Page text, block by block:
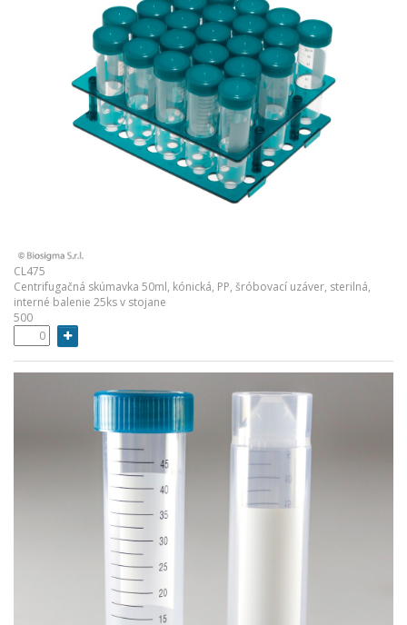
CL475
Centrifugačná skúmavka 50ml, kónická, PP, šróbovací uzáver, sterilná,
interné balenie 25ks v stojane
500